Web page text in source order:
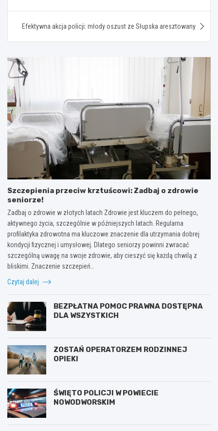
Efektywna akcja policji: młody oszust ze Słupska aresztowany
Szczepienia przeciw krztuścowi: Zadbaj o zdrowie
seniorze!
Zadbaj o zdrowie w złotych latach Zdrowie jest kluczem do pełnego,
aktywnego życia, szczególnie w późniejszych latach. Regularna
profilaktyka zdrowotna ma kluczowe znaczenie dla utrzymania dobrej
kondycji fizycznej i umysłowej. Dlatego seniorzy powinni zwracać
szczególną uwagę na swoje zdrowie, aby cieszyć się każdą chwilą z
bliskimi. Znaczenie szczepień…
Czytaj dalej
BEZPŁATNA POMOC PRAWNA DOSTĘPNA
DLA WSZYSTKICH
ZOSTAŃ OPERATORZEM RODZINNEJ
OPIEKI
ŚWIĘTO POLICJI W POWIECIE
NOWODWORSKIM